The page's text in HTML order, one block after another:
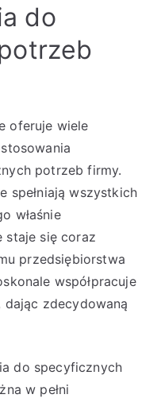
do
oferuje wiele
potrzeb firmy.
spełniają wszystkich
właśnie
staje się coraz
przedsiębiorstwa
współpracuje
zdecydowaną
do specyficznych
w pełni